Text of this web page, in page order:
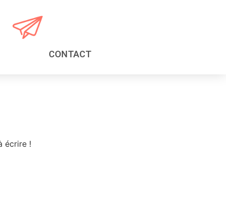
CONTACT
écrire !